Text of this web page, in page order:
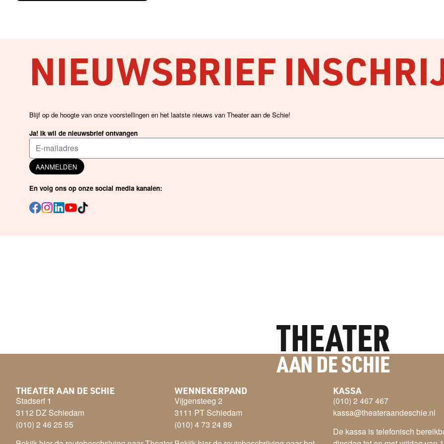
NIEUWSBRIEF
Blijf op de hoogte van onze voorstellingen en het laatste nieuws van Theater aan de Schie!
Ja! Ik wil de nieuwsbrief ontvangen
AANMELDEN
En volg ons op onze social media kanalen:
THEATER AAN DE SCHIE
Stadserf 1
3112 DZ Schiedam
(010) 2 46 25 55
WENNEKERPAND
Vijgensteeg 2
3111 PT Schiedam
(010) 4 73 24 89
KASSA
(010) 2 467 467
kassa@theateraandeschie.nl
De kassa is telefonisch